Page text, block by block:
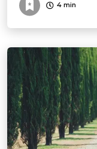
4 min